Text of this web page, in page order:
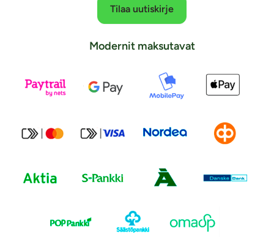
Tilaa uutiskirje
Modernit maksutavat